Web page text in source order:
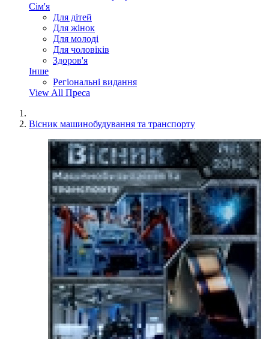
Сім'я
Для дітей
Для жінок
Для молоді
Для чоловіків
Здоров'я
Інше
Регіональні видання
View All Преса
Вісник машинобудування та транспорту